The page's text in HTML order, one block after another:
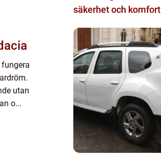
utan
o...
säkerhet och komfort